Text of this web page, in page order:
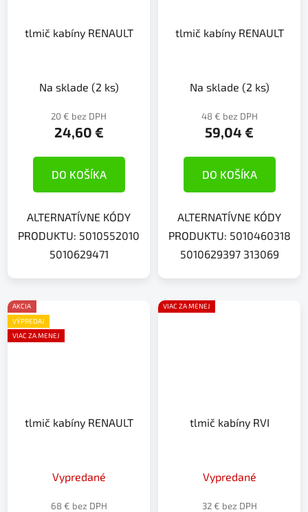
tlmič kabíny RENAULT
Na sklade (2 ks)
20 € bez DPH
24,60 €
DO KOŠÍKA
ALTERNATÍVNE KÓDY
PRODUKTU: 5010552010
5010629471
tlmič kabíny RENAULT
Na sklade (2 ks)
48 € bez DPH
59,04 €
DO KOŠÍKA
ALTERNATÍVNE KÓDY
PRODUKTU: 5010460318
5010629397 313069
AKCIA
VÝPREDAJ
VIAC ZA MENEJ
tlmič kabíny RENAULT
Vypredané
68 € bez DPH
VIAC ZA MENEJ
tlmič kabíny RVI
Vypredané
32 € bez DPH